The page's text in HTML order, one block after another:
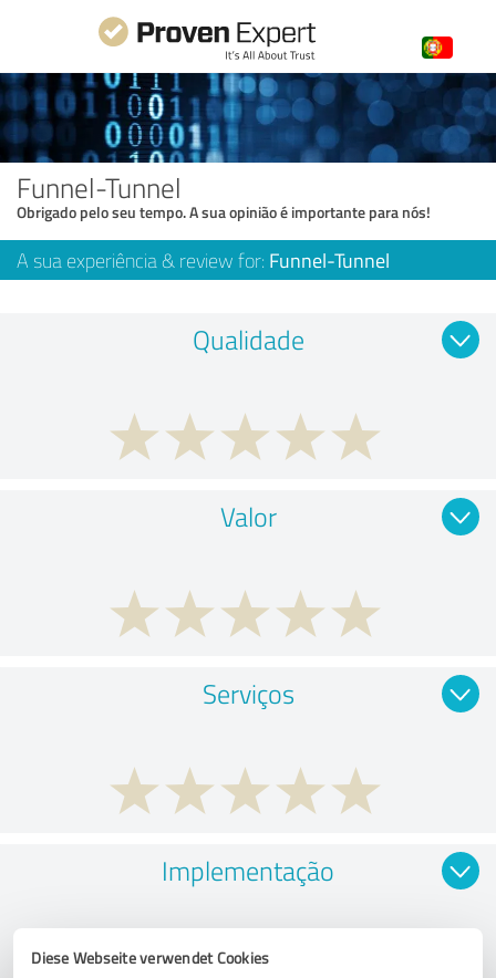
Diese Webseite verwendet Cookies
Funnel-Tunnel
Obrigado pelo seu tempo. A sua opinião é importante para nós!
A sua experiência & review for: Funnel-Tunnel
Qualidade
Valor
Serviços
Implementação